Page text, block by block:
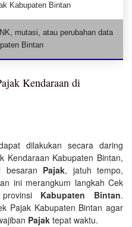
Kabupaten Bintan
mutasi, atau perubahan data
Bintan
Kendaraan di
dilakukan secara daring
Kendaraan Kabupaten Bintan,
besaran Pajak, jatuh tempo,
ini merangkum langkah Cek
Kabupaten Bintan.
Pajak Kabupaten Bintan agar
Pajak tepat waktu.